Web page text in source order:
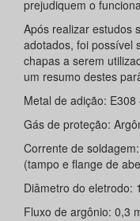
prejudiquem o
Após realizar estudos
adotados, foi possível
chapas a serem
um resumo destes
Metal de adição:
Gás de proteção:
Corrente de
(tampo e flange de
Diâmetro do eletrodo:
Fluxo de argônio: 0,3